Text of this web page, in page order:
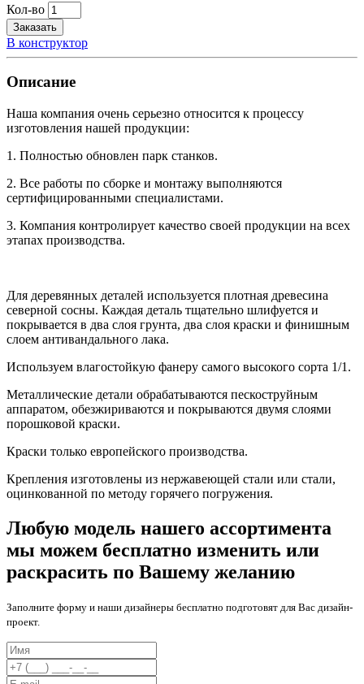
Кол-во
Заказать
В конструктор
Описание
Наша компания очень серьезно относится к процессу
изготовления нашей продукции:
1. Полностью обновлен парк станков.
2. Все работы по сборке и монтажу выполняются
сертифицированными специалистами.
3. Компания контролирует качество своей продукции на всех
этапах производства.
Для деревянных деталей используется плотная древесина
северной сосны. Каждая деталь тщательно шлифуется и
покрывается в два слоя грунта, два слоя краски и финишным
слоем антивандального лака.
Используем влагостойкую фанеру самого высокого сорта 1/1.
Металлические детали обрабатываются пескоструйным
аппаратом, обезжириваются и покрываются двумя слоями
порошковой краски.
Краски только европейского производства.
Крепления изготовлены из нержавеющей стали или стали,
оцинкованной по методу горячего погружения.
Любую модель нашего ассортимента
мы можем бесплатно изменить или
раскрасить по Вашему желанию
Заполните форму и наши дизайнеры бесплатно подготовят для Вас дизайн-
проект.